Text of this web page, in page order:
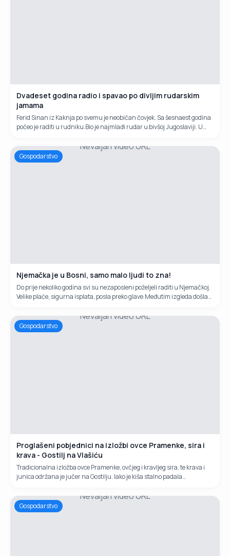
Dvadeset godina radio i spavao po divljim rudarskim
jamama
Ferid Sinan iz Kaknja po svemu je neobičan čovjek. Sa šesnaest godina
počeo je raditi u rudniku.Bio je najmlađi rudar u bivšoj Jugoslaviji. U
Nevaljan video URL
Gospodarstvo
Njemačka je u Bosni, samo malo ljudi to zna!
Do prije nekoliko godina svi su nezaposleni poželjeli raditi u Njemačkoj.
Velike plaće, sigurna isplata, posla preko glave.Međutim izgleda došla
ljudi sve češće se vraćaju iz Njemačke u BiH.Svjedočili smo kako braća
Marjanović iz Đelilovca podno Vlašića svoju sreču pronalaze mešu
svojim ovcama.Bili su u Njemačkoj više godina ali kako reče Ivan
Nevaljan video URL
Gospodarstvo
Proglašeni pobjednici na izložbi ovce Pramenke, sira i
krava - Gostilj na Vlašiću
Tradicionalna izložba ovce Pramenke, ovčjeg i kravljeg sira, te krava i
junica održana je jučer na Gostilju. Iako je kiša stalno padala
organizaciji Udruženja poljoprivrednika Vlašić - Karaula.
Nevaljan video URL
Gospodarstvo